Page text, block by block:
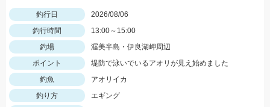
釣行日
2026/08/06
釣行時間
13:00～15:00
釣場
渥美半島・伊良湖岬周辺
ポイント
堤防で泳いでいるアオリが見え始めました
釣魚
アオリイカ
釣り方
エギング